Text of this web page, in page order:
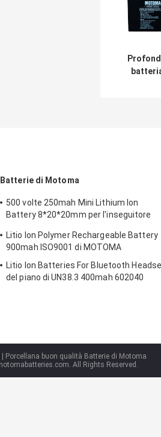
Batterie di Motoma
500 volte 250mah Mini Lithium Ion
Battery 8*20*20mm per l'inseguitore
Litio Ion Polymer Rechargeable Battery
900mah ISO9001 di MOTOMA
Litio Ion Batteries For Bluetooth
del piano di UN38.3 400mah 602040
| Porcellana buon qualità Batterie di Motoma
All Rights Reserved.